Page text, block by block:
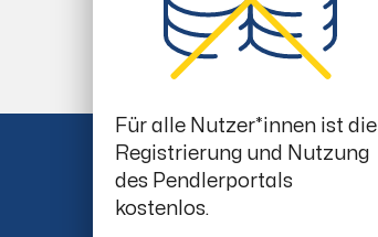
Für alle Nutzer*innen ist die
Registrierung und Nutzung
des Pendlerportals
kostenlos.